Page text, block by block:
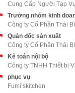
Cung Cấp Người Tạp
Trưởng nhóm kinh
Công ty Cổ Phần Thái
Quản đốc sản xuất
Công ty Cổ Phần Thái
Kế toán nội bộ
Công ty TNHH Thiết bị
phục vụ
Fumi’skitchen